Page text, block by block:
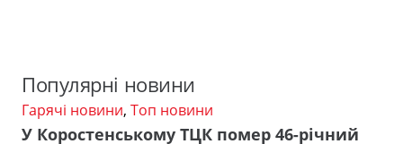
Популярні новини
Гарячі новини, Топ новини
У Коростенському ТЦК помер 46-річний